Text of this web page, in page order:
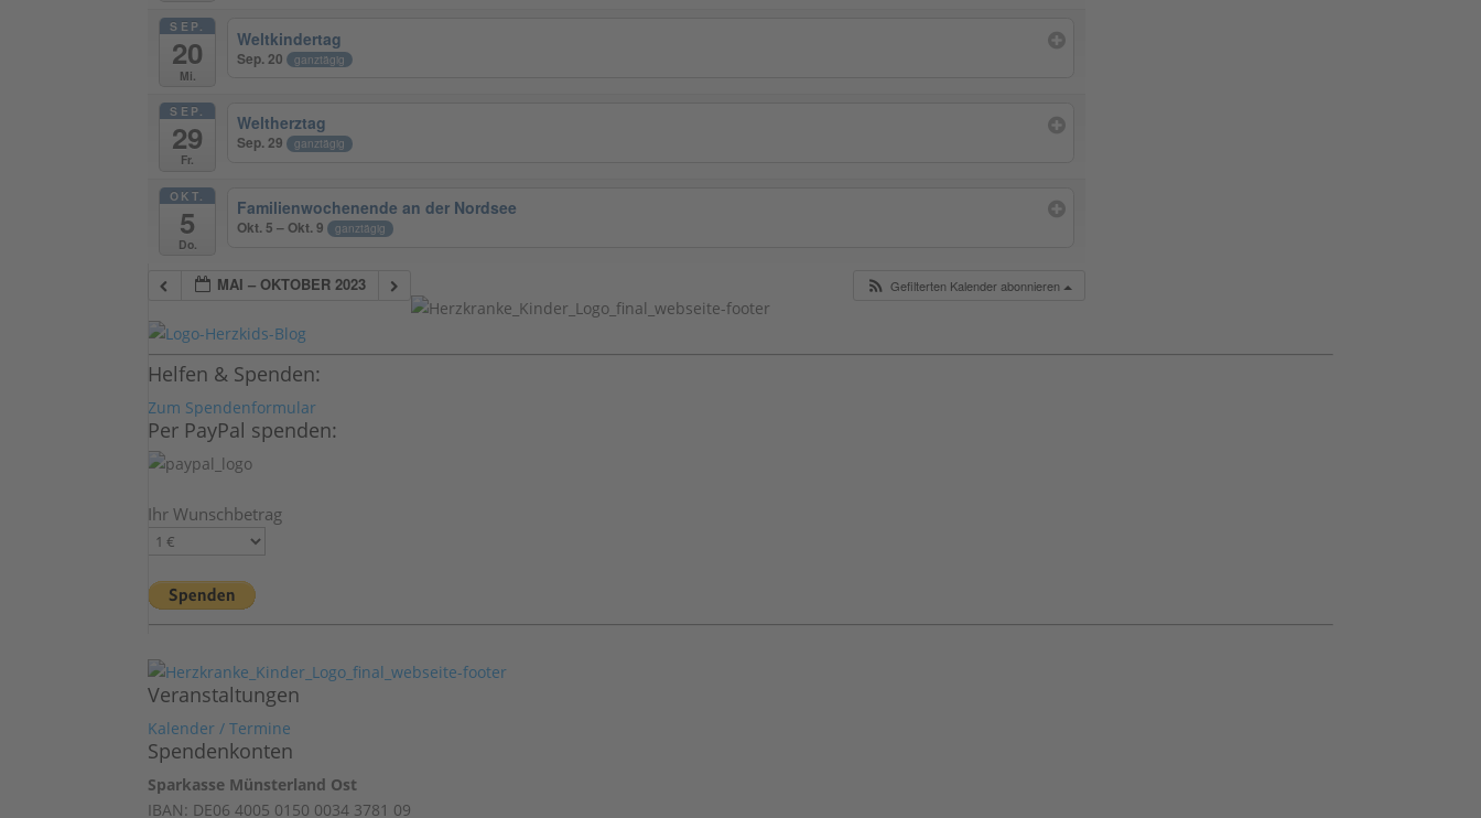
SEP.
20
Mi.
Weltkindertag
Sep. 20 ganztägig
SEP.
29
Fr.
Weltherztag
Sep. 29 ganztägig
OKT.
5
Do.
Familienwochenende an der Nordsee
Okt. 5 – Okt. 9 ganztägig
MAI – OKTOBER 2023 Gefilterten Kalender abonnieren
Helfen & Spenden:
Zum Spendenformular
Per PayPal spenden:
Ihr Wunschbetrag
Veranstaltungen
Kalender / Termine
Spendenkonten
Sparkasse Münsterland Ost
IBAN: DE06 4005 0150 0034 3781 09